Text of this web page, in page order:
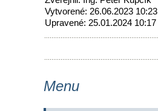
Vytvorené: 26.06.2023 10:23
Upravené: 25.01.2024 10:17
Menu